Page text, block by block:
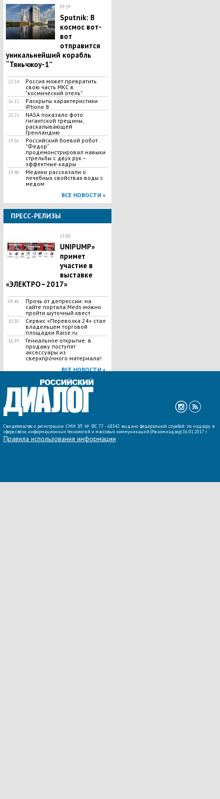
09:29
Sputnik: В
космос вот-
вот
отправится
уникальнейший корабль
“Тяньчжоу-1”
22:54
Россия может превратить
свою часть МКС в
"космический отель"
16:12
Раскрыты характеристики
iPhone 8
23:21
NASA показало фото
гигантской трещины,
раскалывающей
Гренландию
19:56
Российский боевой робот
"Федор"
продемонстрировал навыки
стрельбы с двух рук –
эффектные кадры
19:40
Медики рассказали о
лечебных свойствах воды с
медом
ВСЕ НОВОСТИ »
ПРЕСС-РЕЛИЗЫ
15:00
UNIPUMP»
примет
участие в
выставке
«ЭЛЕКТРО–2017»
09:45
Прочь от депрессии: на
сайте портала Meds можно
пройти шуточный квест
10:30
Сервис «Перевозка 24» стал
владельцем торговой
площадки Raise.ru
16:39
Гениальное открытие: в
продажу поступят
аксессуары из
сверхпрочного материала!
ВСЕ НОВОСТИ »
Свидетельство о регистрации СМИ ЭЛ № ФС 77 - 68342 выдано федеральной службой по надзору в
сфере связи, информационных технологий и массовых коммуникаций (Роскомнадзор) 16.01.2017 г.
Правила использования информации